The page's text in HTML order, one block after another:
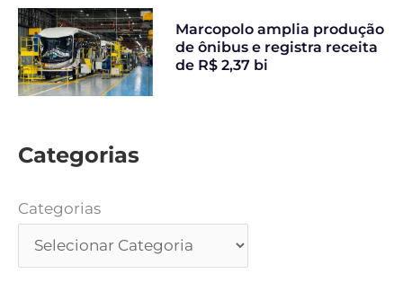
Marcopolo amplia produção
de ônibus e registra receita
de R$ 2,37 bi
Categorias
Categorias